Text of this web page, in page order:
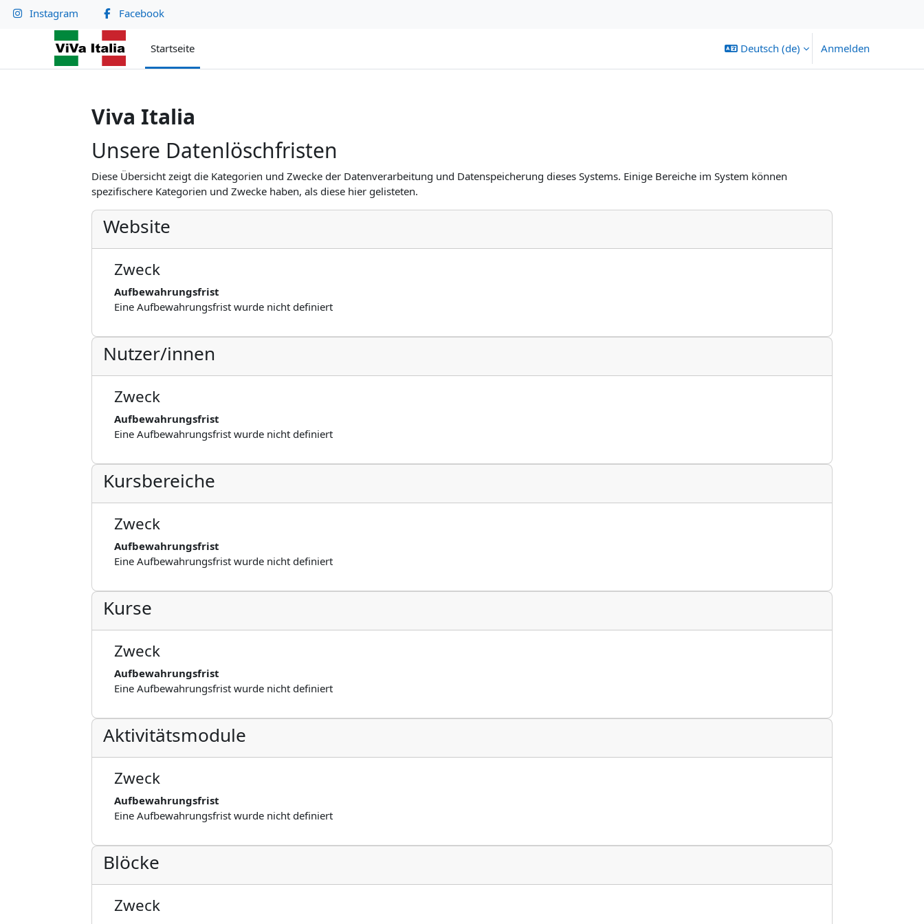
Zum Hauptinhalt
Instagram Facebook
Startseite Deutsch ‎(de)‎ Anmelden
Viva Italia
Unsere Datenlöschfristen
Diese Übersicht zeigt die Kategorien und Zwecke der Datenverarbeitung und Datenspeicherung dieses Systems. Einige Bereiche im System können
spezifischere Kategorien und Zwecke haben, als diese hier gelisteten.
Website
Zweck
Aufbewahrungsfrist
Eine Aufbewahrungsfrist wurde nicht definiert
Nutzer/innen
Zweck
Aufbewahrungsfrist
Eine Aufbewahrungsfrist wurde nicht definiert
Kursbereiche
Zweck
Aufbewahrungsfrist
Eine Aufbewahrungsfrist wurde nicht definiert
Kurse
Zweck
Aufbewahrungsfrist
Eine Aufbewahrungsfrist wurde nicht definiert
Aktivitätsmodule
Zweck
Aufbewahrungsfrist
Eine Aufbewahrungsfrist wurde nicht definiert
Blöcke
Zweck